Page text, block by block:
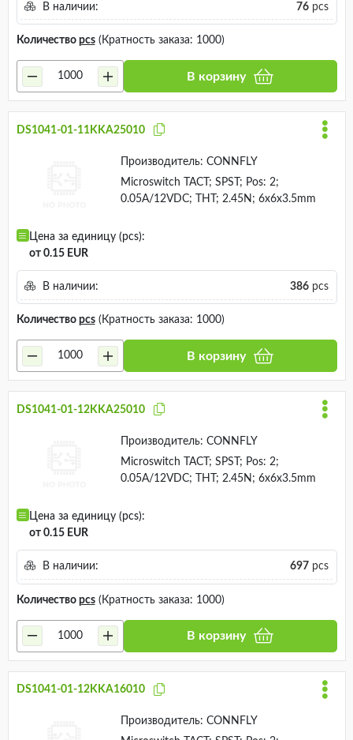
В наличии: 76pcs
Количество pcs(Кратность заказа: 1000)
В корзину
DS1041-01-11KKA25010
Производитель: CONNFLY
Microswitch TACT; SPST; Pos: 2;
0.05A/12VDC; THT; 2.45N; 6x6x3.5mm
Цена за единицу (pcs):
от 0.15 EUR
В наличии: 386pcs
Количество pcs(Кратность заказа: 1000)
В корзину
DS1041-01-12KKA25010
Производитель: CONNFLY
Microswitch TACT; SPST; Pos: 2;
0.05A/12VDC; THT; 2.45N; 6x6x3.5mm
Цена за единицу (pcs):
от 0.15 EUR
В наличии: 697pcs
Количество pcs(Кратность заказа: 1000)
В корзину
DS1041-01-12KKA16010
Производитель: CONNFLY